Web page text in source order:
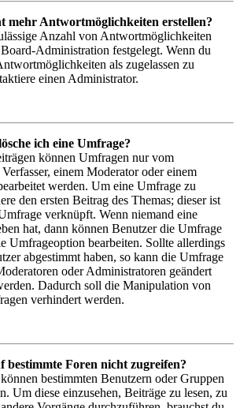
mehr Antwortmöglichkeiten erstellen?
Anzahl von Antwortmöglichkeiten
Administration festgelegt. Wenn du
als zugelassen zu
einen Administrator.
ich eine Umfrage?
können Umfragen nur vom
einem Moderator oder einem
werden. Um eine Umfrage zu
den ersten Beitrag des Themas; dieser ist
verknüpft. Wenn niemand eine
hat, dann können Benutzer die Umfrage
Umfrageoption bearbeiten. Sollte allerdings
abgestimmt haben, so kann die Umfrage
oder Administratoren geändert
Dadurch soll die Manipulation von
verhindert werden.
bestimmte Foren nicht zugreifen?
bestimmten Benutzern oder Gruppen
Um diese einzusehen, Beiträge zu lesen, zu